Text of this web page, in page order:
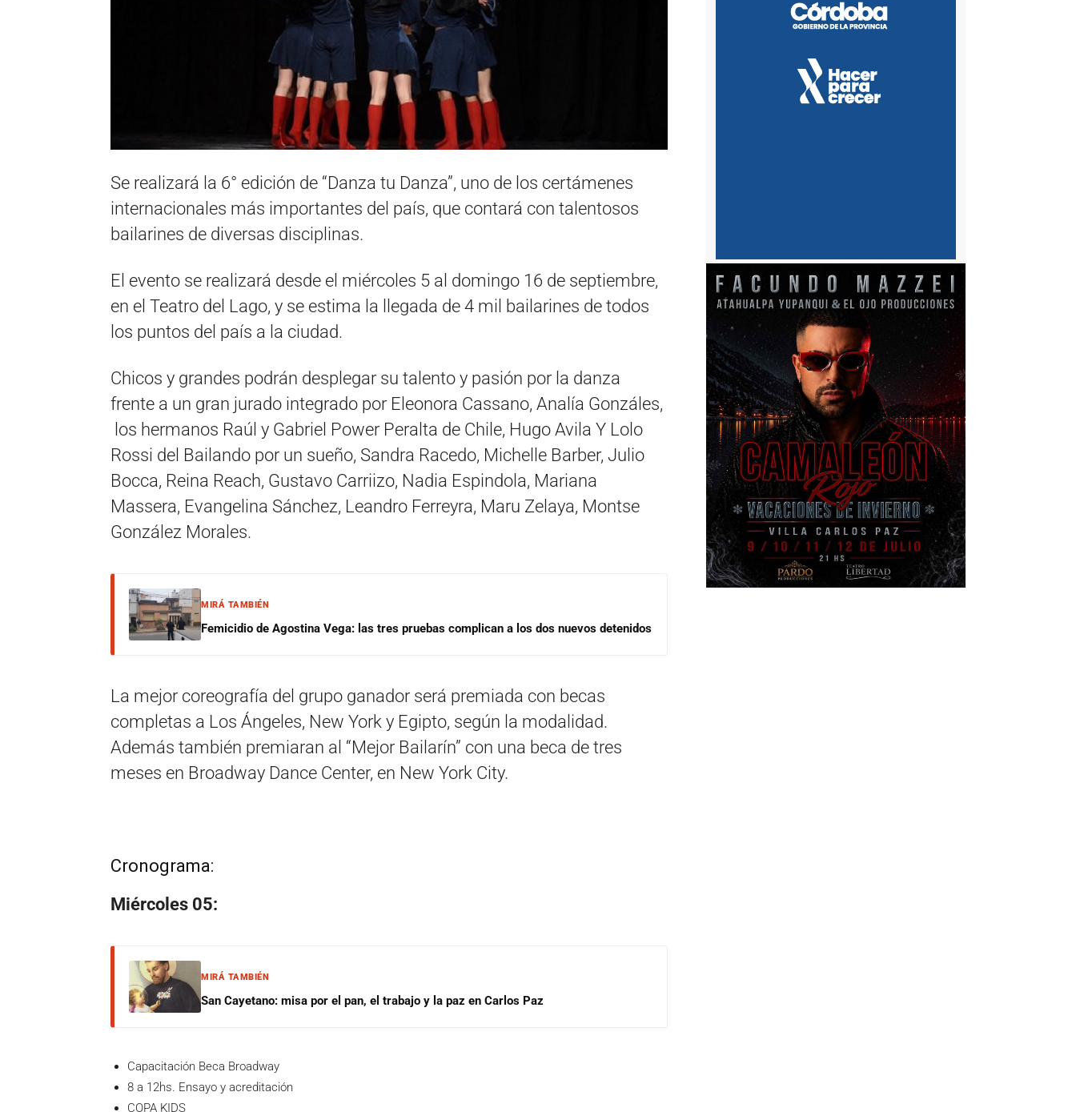
Se realizará la 6° edición de “Danza tu Danza”, uno de los certámenes
internacionales más importantes del país, que contará con talentosos
bailarines de diversas disciplinas.
El evento se realizará desde el miércoles 5 al domingo 16 de septiembre,
en el Teatro del Lago, y se estima la llegada de 4 mil bailarines de todos
los puntos del país a la ciudad.
Chicos y grandes podrán desplegar su talento y pasión por la danza
frente a un gran jurado integrado por Eleonora Cassano, Analía Gonzáles,
los hermanos Raúl y Gabriel Power Peralta de Chile, Hugo Avila Y Lolo
Rossi del Bailando por un sueño, Sandra Racedo, Michelle Barber, Julio
Bocca, Reina Reach, Gustavo Carriizo, Nadia Espindola, Mariana
Massera, Evangelina Sánchez, Leandro Ferreyra, Maru Zelaya, Montse
González Morales.
MIRÁ TAMBIÉN
Femicidio de Agostina Vega: las tres pruebas complican a los dos nuevos detenidos
La mejor coreografía del grupo ganador será premiada con becas
completas a Los Ángeles, New York y Egipto, según la modalidad.
Además también premiaran al “Mejor Bailarín” con una beca de tres
meses en Broadway Dance Center, en New York City.
Cronograma:
Miércoles 05:
MIRÁ TAMBIÉN
San Cayetano: misa por el pan, el trabajo y la paz en Carlos Paz
Capacitación Beca Broadway
8 a 12hs. Ensayo y acreditación
COPA KIDS